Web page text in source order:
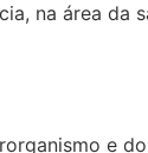
na área da
e